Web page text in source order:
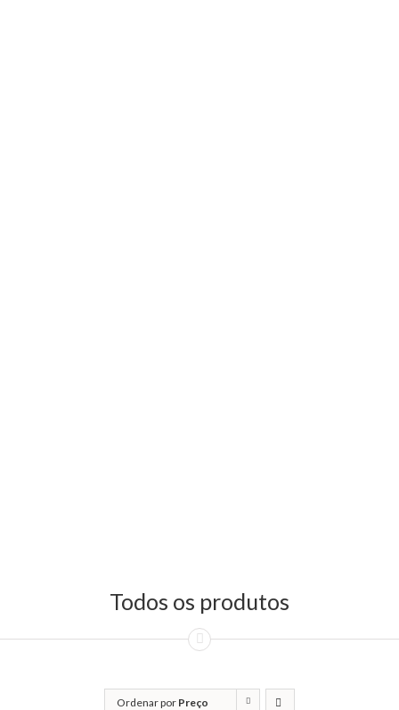
Todos os produtos
Ordenar por Preço